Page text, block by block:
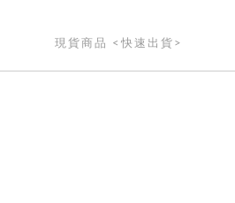
現貨商品 <快速出貨>